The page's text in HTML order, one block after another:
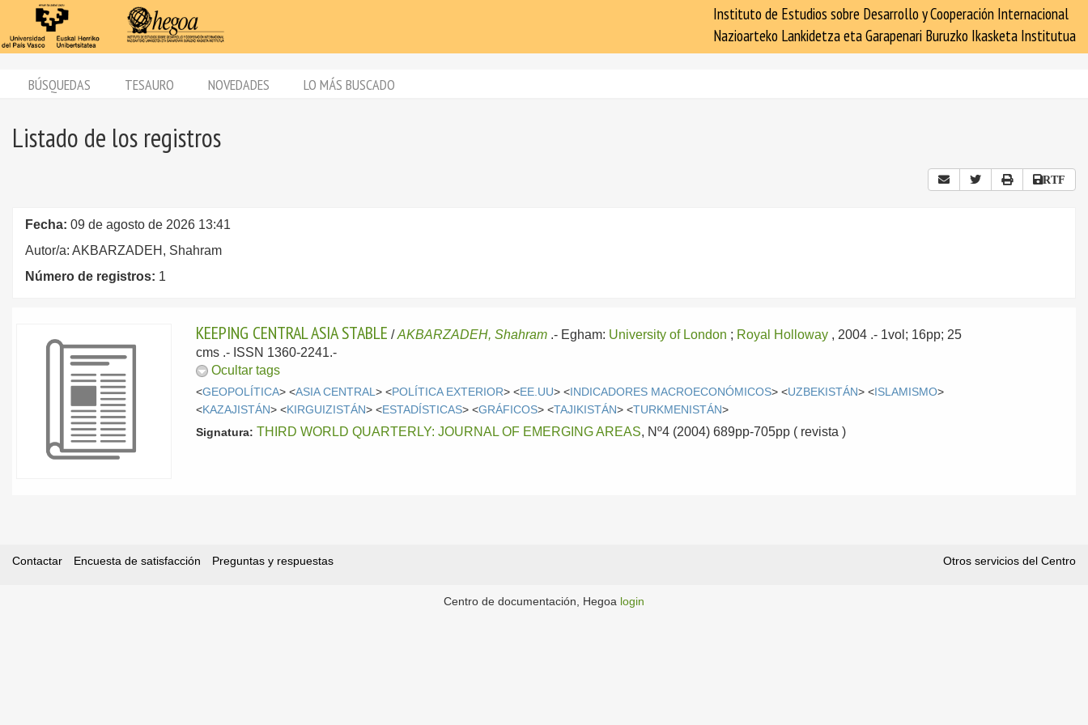
Instituto de Estudios sobre Desarrollo y Cooperación Internacional
Nazioarteko Lankidetza eta Garapenari Buruzko Ikasketa Institutua
BÚSQUEDAS TESAURO NOVEDADES LO MÁS BUSCADO
Listado de los registros
RTF
Fecha: 09 de agosto de 2026 13:41
Autor/a: AKBARZADEH, Shahram
Número de registros: 1
KEEPING CENTRAL ASIA STABLE /AKBARZADEH, Shahram .- Egham: University of London ; Royal Holloway , 2004 .- 1vol; 16pp; 25
cms .- ISSN 1360-2241.-
Ocultar tags
<GEOPOLÍTICA> <ASIA CENTRAL> <POLÍTICA EXTERIOR> <EE.UU> <INDICADORES MACROECONÓMICOS> <UZBEKISTÁN> <ISLAMISMO>
<KAZAJISTÁN> <KIRGUIZISTÁN> <ESTADÍSTICAS> <GRÁFICOS> <TAJIKISTÁN> <TURKMENISTÁN>
Signatura: THIRD WORLD QUARTERLY: JOURNAL OF EMERGING AREAS, Nº4 (2004) 689pp-705pp ( revista )
Contactar Encuesta de satisfacción Preguntas y respuestas Otros servicios del Centro
Centro de documentación, Hegoa login